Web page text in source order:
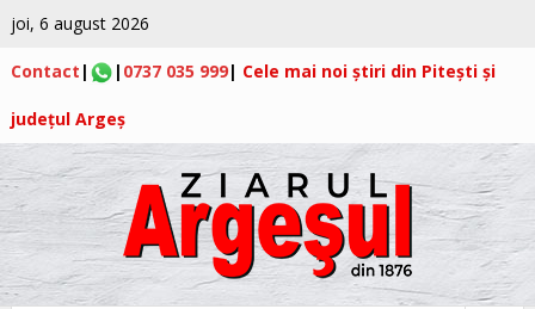
joi, 6 august 2026
Contact | | 0737 035 999| Cele mai noi știri din Pitești și
județul Argeș